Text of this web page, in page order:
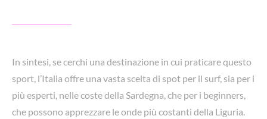
In sintesi, se cerchi una destinazione in cui praticare questo
sport, l’Italia offre una vasta scelta di spot per il surf, sia per i
più esperti, nelle coste della Sardegna, che per i beginners,
che possono apprezzare le onde più costanti della Liguria.